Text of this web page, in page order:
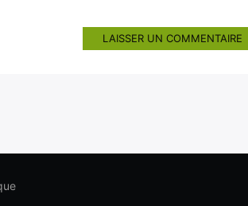
LAISSER UN COMMENTAIRE